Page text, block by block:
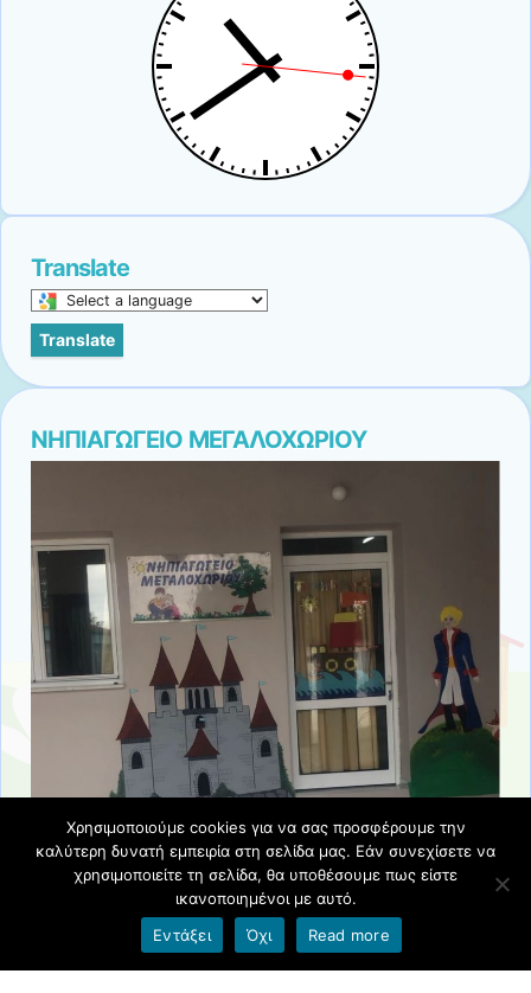
Translate
Select
a
language
to
this
page
Translate
ΝΗΠΙΑΓΩΓΕΙΟ ΜΕΓΑΛΟΧΩΡΙΟΥ
Όροι χρήσης blogs.sch.gr| Δήλωση προσβασιμότητας
Χρησιμοποιούμε cookies για να σας προσφέρουμε την
καλύτερη δυνατή εμπειρία στη σελίδα μας. Εάν συνεχίσετε να
χρησιμοποιείτε τη σελίδα, θα υποθέσουμε πως είστε
ικανοποιημένοι με αυτό.
Εντάξει
Όχι Read more